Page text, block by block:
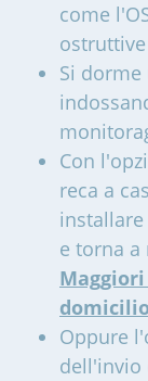
come
Si
Con
reca a
e torna
Oppure
dell'invio